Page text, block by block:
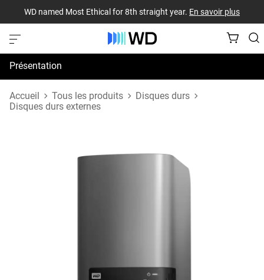
WD named Most Ethical for 8th straight year. En savoir plus
Présentation
Spécifications
Accueil Tous les produits
Disques durs
Disques durs externes